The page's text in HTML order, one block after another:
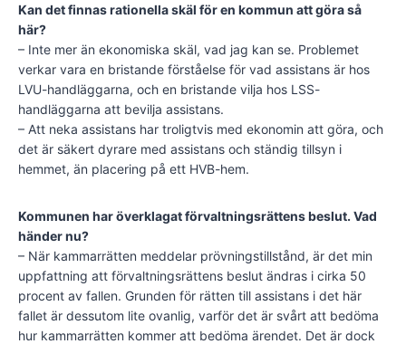
Kan det finnas rationella skäl för en kommun att göra så
här?
– Inte mer än ekonomiska skäl, vad jag kan se. Problemet
verkar vara en bristande förståelse för vad assistans är hos
LVU-handläggarna, och en bristande vilja hos LSS-
handläggarna att bevilja assistans.
– Att neka assistans har troligtvis med ekonomin att göra, och
det är säkert dyrare med assistans och ständig tillsyn i
hemmet, än placering på ett HVB-hem.
Kommunen har överklagat förvaltningsrättens beslut. Vad
händer nu?
– När kammarrätten meddelar prövningstillstånd, är det min
uppfattning att förvaltningsrättens beslut ändras i cirka 50
procent av fallen. Grunden för rätten till assistans i det här
fallet är dessutom lite ovanlig, varför det är svårt att bedöma
hur kammarrätten kommer att bedöma ärendet. Det är dock